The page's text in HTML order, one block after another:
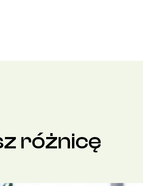
różnicę